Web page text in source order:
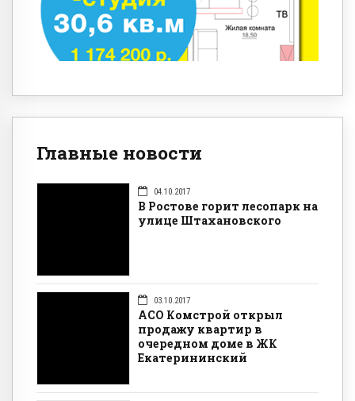
Главные новости
04.10.2017
В Ростове горит лесопарк на
улице Штахановского
03.10.2017
АСО Комстрой открыл
продажу квартир в
очередном доме в ЖК
Екатерининский